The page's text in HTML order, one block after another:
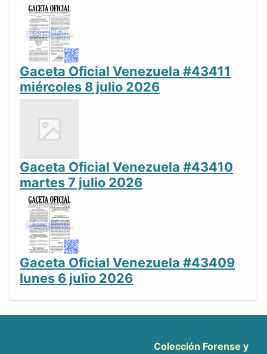
Gaceta Oficial Venezuela #43411
miércoles 8 julio 2026
Gaceta Oficial Venezuela #43410
martes 7 julio 2026
Gaceta Oficial Venezuela #43409
lunes 6 julio 2026
Colección Forense y